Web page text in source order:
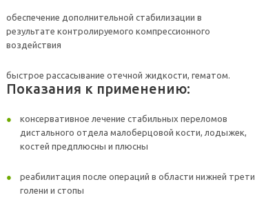
обеспечение дополнительной стабилизации в
результате контролируемого компрессионного
воздействия
быстрое рассасывание отечной жидкости, гематом.
Показания к применению:
консервативное лечение стабильных переломов
дистального отдела малоберцовой кости, лодыжек,
костей предплюсны и плюсны
реабилитация после операций в области нижней трети
голени и стопы